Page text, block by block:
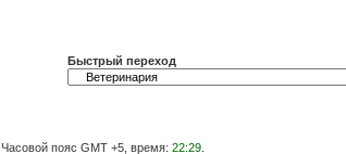
Быстрый переход
Часовой пояс GMT +5, время: 22:29.